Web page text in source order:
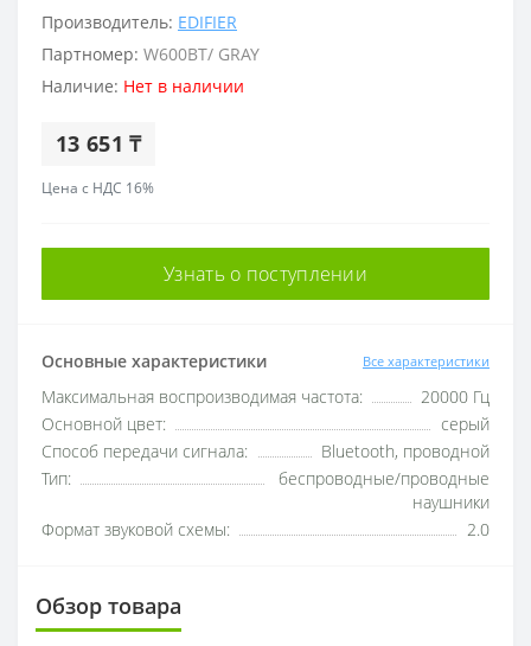
Производитель: EDIFIER
Партномер: W600BT/ GRAY
Наличие: Нет в наличии
13 651 ₸
Цена с НДС 16%
Узнать о поступлении
Основные характеристики Все характеристики
Максимальная воспроизводимая частота:
20000 Гц
Основной цвет:
серый
Способ передачи сигнала:
Bluetooth, проводной
Тип:
беспроводные/проводные
наушники
Формат звуковой схемы:
2.0
Обзор товара